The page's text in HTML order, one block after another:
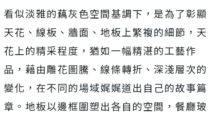
看似淡雅的藕灰色空間基調下，是為了彰顯
天花、線板、牆面、地板上繁複的細節，天
花上的精采程度，猶如一幅精湛的工藝作
品，藉由雕花圖騰、線條轉折、深淺層次的
變化，在不同的場域娓娓道出自己的故事篇
章。地板以邊框圍塑出各自的空間，餐廳玻